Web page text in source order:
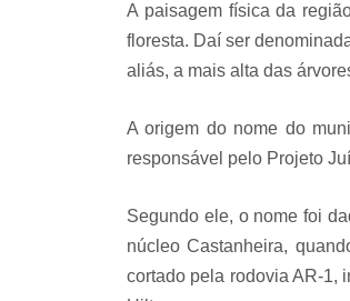
A paisagem física da
floresta. Daí ser
aliás, a mais alta das
A origem do nome do
responsável pelo Projeto
Segundo ele, o nome foi
núcleo Castanheira,
cortado pela rodovia AR-1,